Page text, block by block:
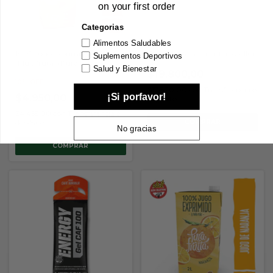
100% jugo exprimido x 1 lt
(Multifruta) (Pura Frutta)
$5.500,00
Chips de Banana Enteros x 1kg
$19.800,00
depósito
on your first order
Categorias
Alimentos Saludables
Suplementos Deportivos
Salud y Bienestar
¡Si porfavor!
No gracias